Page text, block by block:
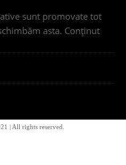
sunt promovate tot
asta. Conţinut
| All rights reserved.